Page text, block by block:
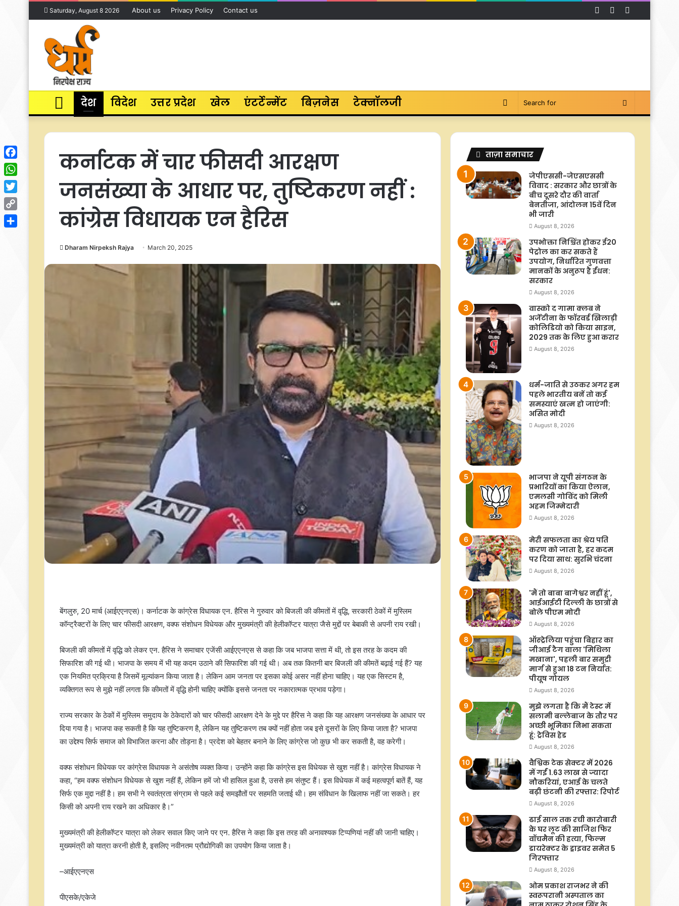
Saturday, August 8 2026 About us Privacy Policy Contact us YouTube
Facebook
Home
देश विदेश उत्तर प्रदेश खेल एंटर्टेन्मेंट बिज़नेस टेक्नॉलजी Search
Switch
कर्नाटक में चार फीसदी आरक्षण
जनसंख्या के आधार पर, तुष्टिकरण नहीं :
कांग्रेस विधायक एन हैरिस
Dharam Nirpeksh Rajya March 20, 2025
बेंगलुरु, 20 मार्च (आईएएनएस)। कर्नाटक के कांग्रेस विधायक एन. हैरिस ने गुरुवार को बिजली की कीमतों में वृद्धि, सरकारी ठेकों में मुस्लिम
कॉन्ट्रैक्टरों के लिए चार फीसदी आरक्षण, वक्फ संशोधन विधेयक और मुख्यमंत्री की हेलीकॉप्टर यात्रा जैसे मुद्दों पर बेबाकी से अपनी राय रखी।
बिजली की कीमतों में वृद्धि को लेकर एन. हैरिस ने समाचार एजेंसी आईएएनएस से कहा कि जब भाजपा सत्ता में थी, तो इस तरह के कदम की
सिफारिश की गई थी। भाजपा के समय में भी यह कदम उठाने की सिफारिश की गई थी। अब तक कितनी बार बिजली की कीमतें बढ़ाई गई हैं? यह
एक नियमित प्रक्रिया है जिसमें मूल्यांकन किया जाता है। लेकिन आम जनता पर इसका कोई असर नहीं होना चाहिए। यह एक सिस्टम है,
व्यक्तिगत रूप से मुझे नहीं लगता कि कीमतों में वृद्धि होनी चाहिए क्योंकि इससे जनता पर नकारात्मक प्रभाव पड़ेगा।
राज्य सरकार के ठेकों में मुस्लिम समुदाय के ठेकेदारों को चार फीसदी आरक्षण देने के मुद्दे पर हैरिस ने कहा कि यह आरक्षण जनसंख्या के आधार पर
दिया गया है। भाजपा कह सकती है कि यह तुष्टिकरण है, लेकिन यह तुष्टिकरण तब क्यों नहीं होता जब इसे दूसरों के लिए किया जाता है? भाजपा
का उद्देश्य सिर्फ समाज को विभाजित करना और तोड़ना है। प्रदेश को बेहतर बनाने के लिए कांग्रेस जो कुछ भी कर सकती है, वह करेगी।
वक्फ संशोधन विधेयक पर कांग्रेस विधायक ने असंतोष व्यक्त किया। उन्होंने कहा कि कांग्रेस इस विधेयक से खुश नहीं है। कांग्रेस विधायक ने
कहा, “हम वक्फ संशोधन विधेयक से खुश नहीं हैं, लेकिन हमें जो भी हासिल हुआ है, उससे हम संतुष्ट हैं। इस विधेयक में कई महत्वपूर्ण बातें हैं, यह
सिर्फ एक मुद्दा नहीं है। हम सभी ने स्वतंत्रता संग्राम से पहले कई समझौतों पर सहमति जताई थी। हम संविधान के खिलाफ नहीं जा सकते। हर
किसी को अपनी राय रखने का अधिकार है।”
मुख्यमंत्री की हेलीकॉप्टर यात्रा को लेकर सवाल किए जाने पर एन. हैरिस ने कहा कि इस तरह की अनावश्यक टिप्पणियां नहीं की जानी चाहिए।
मुख्यमंत्री को यात्रा करनी होती है, इसलिए नवीनतम प्रौद्योगिकी का उपयोग किया जाता है।
–आईएएनएस
पीएसके/एकेजे
प्रधानमंत्री मोदी ने हिमाचल के चंबा में बस
ताज़ा समाचार
जेपीएससी-जेएसएससी
विवाद : सरकार और छात्रों के
बीच दूसरे दौर की वार्ता
बेनतीजा, आंदोलन 15वें दिन
भी जारी
August 8, 2026
उपभोक्ता निश्चिंत होकर ई20
पेट्रोल का कर सकते हैं
उपयोग, निर्धारित गुणवत्ता
मानकों के अनुरूप है ईंधन:
सरकार
August 8, 2026
वास्को द गामा क्लब ने
अर्जेंटीना के फॉरवर्ड खिलाड़ी
कोलिडियो को किया साइन,
2029 तक के लिए हुआ करार
August 8, 2026
धर्म-जाति से उठकर अगर हम
पहले भारतीय बनें तो कई
समस्याएं खत्म हो जाएंगी:
असित मोदी
August 8, 2026
भाजपा ने यूपी संगठन के
प्रभारियों का किया ऐलान,
एमलसी गोविंद को मिली
अहम जिम्मेदारी
August 8, 2026
मेरी सफलता का श्रेय पति
करण को जाता है, हर कदम
पर दिया साथ: सुरभि चंदना
August 8, 2026
'मैं तो बाबा बागेश्वर नहीं हूं',
आईआईटी दिल्ली के छात्रों से
बोले पीएम मोदी
August 8, 2026
ऑस्ट्रेलिया पहुंचा बिहार का
जीआई टैग वाला 'मिथिला
मखाना', पहली बार समुद्री
मार्ग से हुआ 18 टन निर्यात:
पीयूष गोयल
August 8, 2026
मुझे लगता है कि मैं टेस्ट में
सलामी बल्लेबाज के तौर पर
अच्छी भूमिका निभा सकता
हूं: ट्रेविस हेड
August 8, 2026
वैश्विक टेक सेक्टर में 2026
में गईं 1.63 लाख से ज्यादा
नौकरियां, एआई के चलते
बढ़ी छंटनी की रफ्तार: रिपोर्ट
August 8, 2026
ढाई साल तक रची कारोबारी
के घर लूट की साजिश फिर
वॉचमैन की हत्या, फिल्म
डायरेक्टर के ड्राइवर समेत 5
गिरफ्तार
August 8, 2026
ओम प्रकाश राजभर ने की
स्वरूपरानी अस्पताल का
Facebook
WhatsApp
Twitter
Copy
Link